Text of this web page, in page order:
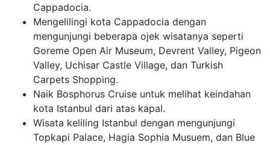
Cappadocia.
Mengelilingi kota Cappadocia dengan
mengunjungi beberapa ojek wisatanya seperti
Goreme Open Air Museum, Devrent Valley, Pigeon
Valley, Uchisar Castle Village, dan Turkish
Carpets Shopping.
Naik Bosphorus Cruise untuk melihat keindahan
kota Istanbul dari atas kapal.
Wisata keliling Istanbul dengan mengunjungi
Topkapi Palace, Hagia Sophia Musuem, dan Blue